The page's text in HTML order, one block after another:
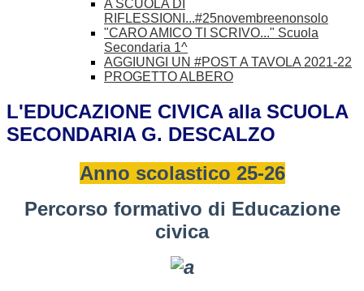
A SCUOLA DI
RIFLESSIONI...#25novembreenonsolo
"CARO AMICO TI SCRIVO..." Scuola
Secondaria 1^
AGGIUNGI UN #POST A TAVOLA 2021-22
PROGETTO ALBERO
L'EDUCAZIONE CIVICA alla SCUOLA
SECONDARIA G. DESCALZO
Anno scolastico 25-26
Percorso formativo di Educazione
civica